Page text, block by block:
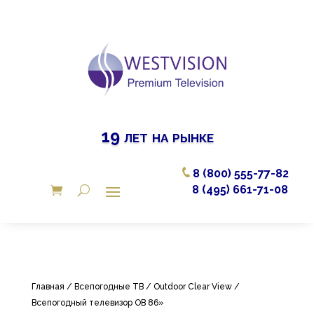
19 лет на рынке
8 (800) 555-77-82
8 (495) 661-71-08
Главная / Всепогодные ТВ/ Outdoor Clear View/
Всепогодный телевизор OB 86»